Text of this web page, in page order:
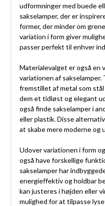
udformninger med buede
sakselamper, der er
former, der minder om
variation i form giver
passer perfekt til enhver
Materialevalget er også en
variationen af
fremstillet af metal som
dem et tidløst og elegant
også finde sakselamper i
eller plastik. Disse
at skabe mere moderne og
Udover variationen i form
også have forskellige
sakselamper har
energieffektiv og holdbar
kan justeres i højden eller
mulighed for at tilpasse